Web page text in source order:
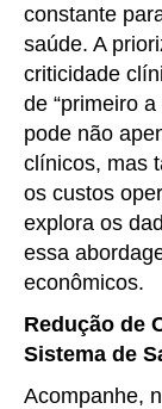
constante
saúde. A
criticidade
de “primeiro
pode não
clínicos, mas
os custos
explora os
essa
econômicos.
Redução de
Sistema de
Acompanhe,